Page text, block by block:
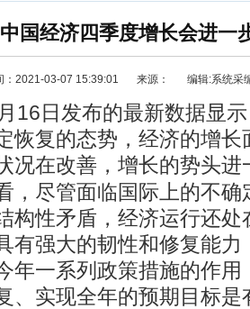
资讯 选车
中国经济四季度增长会进一
：2021-03-07 15:39:01 来源： 编辑:系统采
16日发布的最新数据显
恢复的态势，经济的增长
况在改善，增长的势头进
，尽管面临国际上的不
构性矛盾，经济运行还处
有强大的韧性和修复能
年一系列政策措施的作
、实现全年的预期目标是